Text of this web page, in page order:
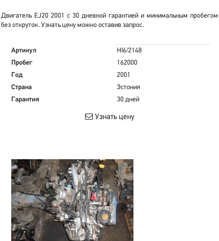
Двигатель EJ20 2001 с 30 дневной гарантией и минимальным пробегом
без откруток. Узнать цену можно оставив запрос.
Артикул
HI6/2148
Пробег
162000
Год
2001
Страна
Эстония
Гарантия
30 дней
Узнать цену